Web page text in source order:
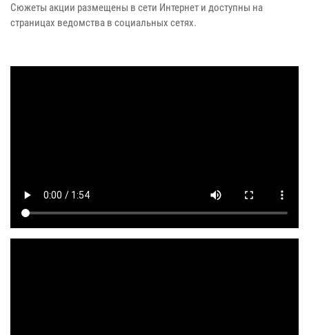
Сюжеты акции размещены в сети Интернет и доступны на
страницах ведомства в социальных сетях.